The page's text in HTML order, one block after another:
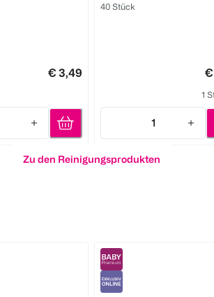
€ 3,49
40 Stück
€
1
1
Quantity: 1
Zu den Reinigungsprodukten